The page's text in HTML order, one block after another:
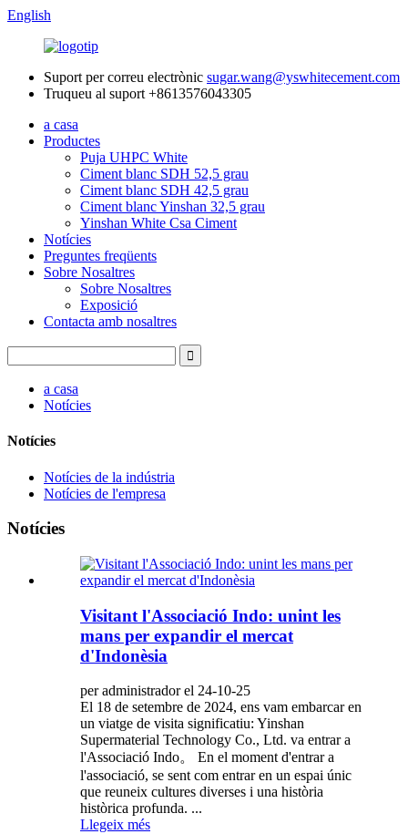
English
Suport per correu electrònic sugar.wang@yswhitecement.com
Truqueu al suport +8613576043305
a casa
Productes
Puja UHPC White
Ciment blanc SDH 52,5 grau
Ciment blanc SDH 42,5 grau
Ciment blanc Yinshan 32,5 grau
Yinshan White Csa Ciment
Notícies
Preguntes freqüents
Sobre Nosaltres
Sobre Nosaltres
Exposició
Contacta amb nosaltres
a casa
Notícies
Notícies
Notícies de la indústria
Notícies de l'empresa
Notícies
Visitant l'Associació Indo: unint les
mans per expandir el mercat
d'Indonèsia
per administrador el 24-10-25
El 18 de setembre de 2024, ens vam embarcar en
un viatge de visita significatiu: Yinshan
Supermaterial Technology Co., Ltd. va entrar a
l'Associació Indo。 En el moment d'entrar a
l'associació, se sent com entrar en un espai únic
que reuneix cultures diverses i una història
històrica profunda. ...
Llegeix més